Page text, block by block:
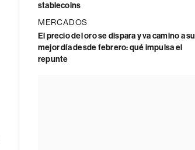
stablecoins
MERCADOS
El precio del oro se dispara y va camino a su
mejor día desde febrero: qué impulsa el
repunte